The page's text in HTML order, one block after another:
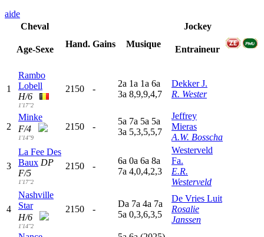
aide
Cheval
Age-Sexe
Hand. Gains Musique
Jockey
Entraineur
1
Rambo
Lobell
H/6
1'17"2
2150 -
2a 1a 1a 6a
3a 8,9,9,4,7
Dekker J.
R. Wester
2
Minke
F/4
1'14"9
2150 -
5a 7a 5a 5a
3a 5,3,5,5,7
Jeffrey
Mieras
A.W. Bosscha
3
La Fee Des
Baux DP
F/5
1'17"2
2150 -
6a 0a 6a 8a
7a 4,0,4,2,3
Westerveld
Fa.
E.R.
Westerveld
4
Nashville
Star
H/6
1'14"2
2150 -
Da 7a 4a 7a
5a 0,3,6,3,5
De Vries Luit
Rosalie
Janssen